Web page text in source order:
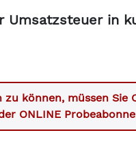
Umsatzsteuer in
können, müssen Sie
ONLINE